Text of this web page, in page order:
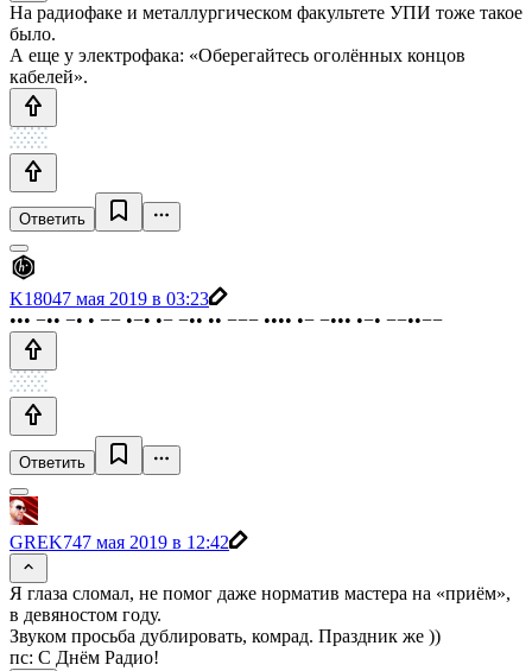
На радиофаке и металлургическом факультете УПИ тоже такое
было.
А еще у электрофака: «Оберегайтесь оголённых концов
кабелей».
Ответить
K18047 мая 2019 в 03:23
••• −•• −• • −− •−• •− −•• •• −−− •••• •− −••• •−• −−••−−
Ответить
GREK747 мая 2019 в 12:42
Я глаза сломал, не помог даже норматив мастера на «приём»,
в девяностом году.
Звуком просьба дублировать, комрад. Праздник же ))
пс: С Днём Радио!